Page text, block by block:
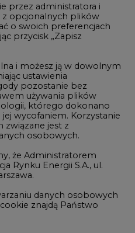
przez administratora i
opcjonalnych plików
o swoich preferencjach
przycisk „Zapisz
i możesz ją w dowolnym
ustawienia
pozostanie bez
używania plików
którego dokonano
wycofaniem. Korzystanie
związane jest z
osobowych.
że Administratorem
Rynku Energii S.A., ul.
danych osobowych
znajdą Państwo